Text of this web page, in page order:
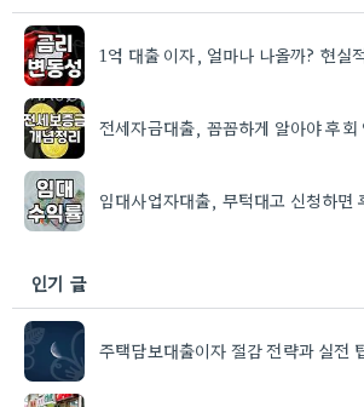
1억 대출 이자, 얼마나 나올까? 현실
전세자금대출, 꼼꼼하게 알아야 후회
임대사업자대출, 무턱대고 신청하면
인기 글
주택담보대출이자 절감 전략과 실전